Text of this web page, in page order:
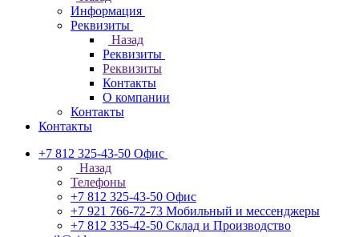
Информация
Реквизиты
Назад
Реквизиты
Реквизиты
Контакты
О компании
Контакты
Контакты
+7 812 325-43-50 Офис
Назад
Телефоны
+7 812 325-43-50 Офис
+7 921 766-72-73 Мобильный и мессенджеры
+7 812 335-42-50 Склад и Производство